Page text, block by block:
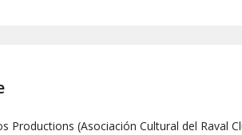
Productions (Asociación Cultural del Raval